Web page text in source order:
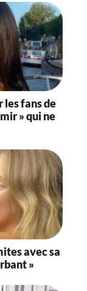
les fans de
» qui ne
avec sa
»